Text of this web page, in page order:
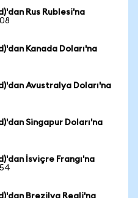
Rus Rublesi'na
Kanada Doları'na
Avustralya Doları'na
Singapur Doları'na
İsviçre Frangı'na
Brezilya Reali'na